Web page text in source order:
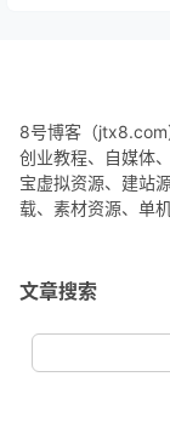
8号博客（jtx8.com
创业教程、自媒体
宝虚拟资源、建站
载、素材资源、单
文章搜索